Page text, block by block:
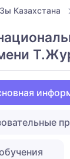
Казахстана